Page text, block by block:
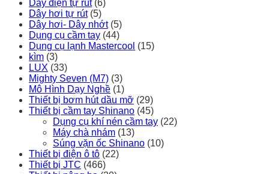
Dây điện tự rút (6)
Dây hơi tự rút (5)
Dây hơi- Dây nhớt (5)
Dụng cụ cầm tay (44)
Dụng cụ lạnh Mastercool (15)
kìm (3)
LUX (33)
Mighty Seven (M7) (3)
Mô Hình Dạy Nghề (1)
Thiết bị bơm hút dầu mỡ (29)
Thiết bị cầm tay Shinano (45)
Dụng cụ khí nén cầm tay (22)
Máy chà nhám (13)
Súng vặn ốc Shinano (10)
Thiết bị điện ô tô (22)
Thiết bị JTC (466)